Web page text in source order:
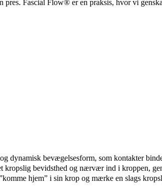
Fascial Flow® er en praksis, hvor vi
dynamisk bevægelsesform, som kontakter
kropslig bevidsthed og nærvær ind i kroppen,
hjem” i sin krop og mærke en slags